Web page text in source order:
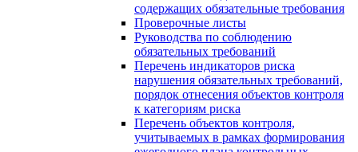
содержащих обязательные требования
Проверочные листы
Руководства по соблюдению
обязательных требований
Перечень индикаторов риска
нарушения обязательных требований,
порядок отнесения объектов контроля
к категориям риска
Перечень объектов контроля,
учитываемых в рамках формирования